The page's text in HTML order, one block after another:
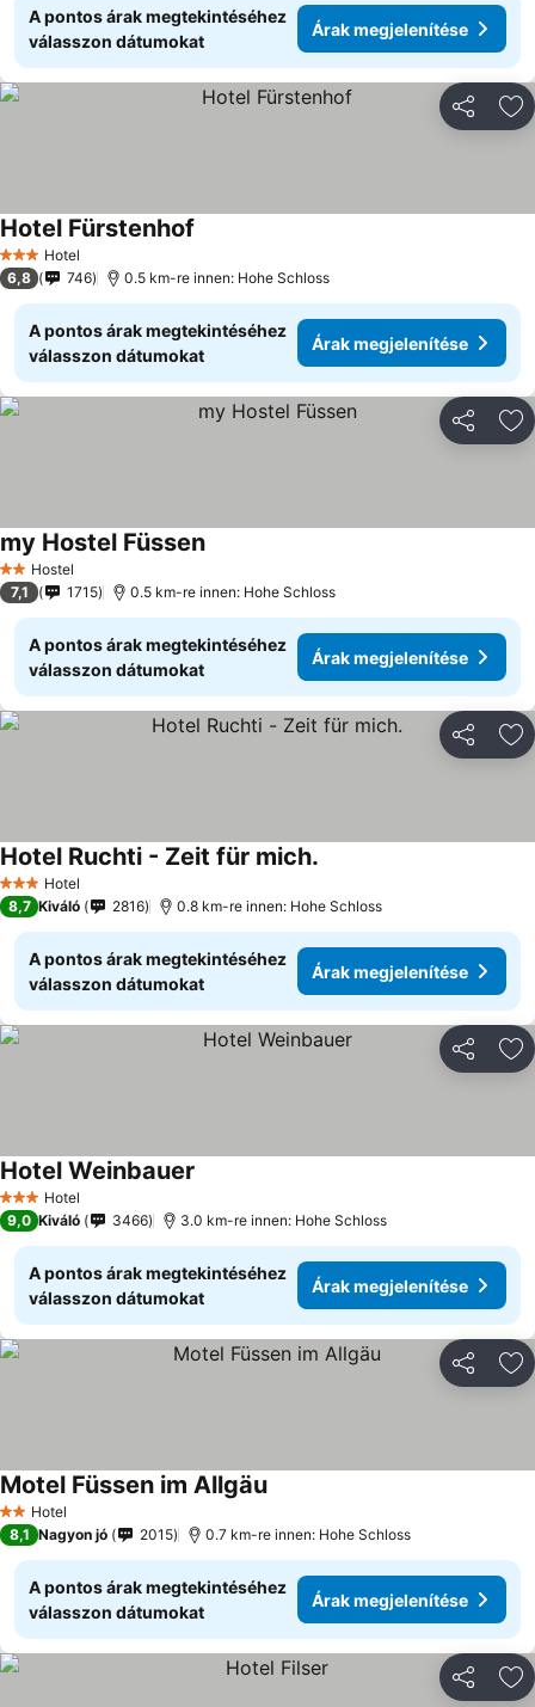
A pontos árak megtekintéséhez
válasszon dátumokat
Árak megjelenítése
3 Kategória
Hotel
Hotel Fürstenhof
6,8 746 0.5 km-re innen: Hohe Schloss
A pontos árak megtekintéséhez
válasszon dátumokat
Árak megjelenítése
2 Kategória
Hostel
my Hostel Füssen
7,1 1715 0.5 km-re innen: Hohe Schloss
A pontos árak megtekintéséhez
válasszon dátumokat
Árak megjelenítése
3 Kategória
Hotel
Hotel Ruchti - Zeit für mich.
8,7 Kiváló 2816 0.8 km-re innen: Hohe Schloss
A pontos árak megtekintéséhez
válasszon dátumokat
Árak megjelenítése
3 Kategória
Hotel
Hotel Weinbauer
9,0 Kiváló 3466 3.0 km-re innen: Hohe Schloss
A pontos árak megtekintéséhez
válasszon dátumokat
Árak megjelenítése
2 Kategória
Hotel
Motel Füssen im Allgäu
8,1 Nagyon jó 2015 0.7 km-re innen: Hohe Schloss
A pontos árak megtekintéséhez
válasszon dátumokat
Árak megjelenítése